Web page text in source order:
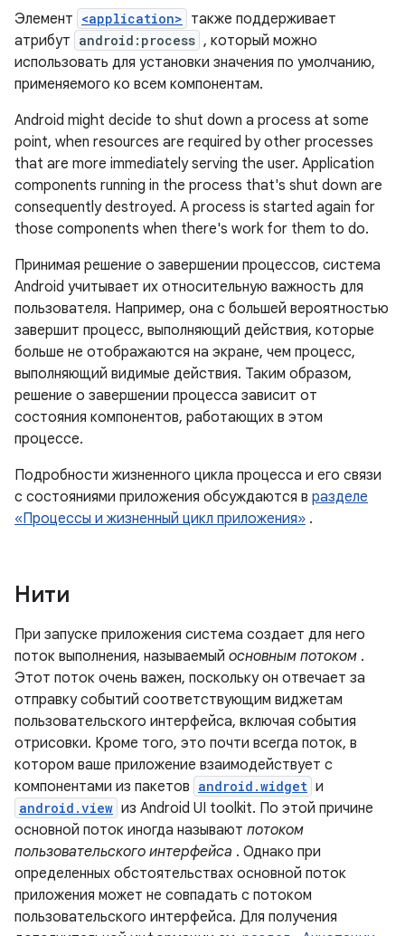
Элемент <application> также поддерживает
атрибут android:process , который можно
использовать для установки значения по умолчанию,
применяемого ко всем компонентам.
Android might decide to shut down a process at some
point, when resources are required by other processes
that are more immediately serving the user. Application
components running in the process that's shut down are
consequently destroyed. A process is started again for
those components when there's work for them to do.
Принимая решение о завершении процессов, система
Android учитывает их относительную важность для
пользователя. Например, она с большей вероятностью
завершит процесс, выполняющий действия, которые
больше не отображаются на экране, чем процесс,
выполняющий видимые действия. Таким образом,
решение о завершении процесса зависит от
состояния компонентов, работающих в этом
процессе.
Подробности жизненного цикла процесса и его связи
с состояниями приложения обсуждаются в разделе
«Процессы и жизненный цикл приложения» .
Нити
При запуске приложения система создает для него
поток выполнения, называемый основным потоком .
Этот поток очень важен, поскольку он отвечает за
отправку событий соответствующим виджетам
пользовательского интерфейса, включая события
отрисовки. Кроме того, это почти всегда поток, в
котором ваше приложение взаимодействует с
компонентами из пакетов android.widget и
android.view из Android UI toolkit. По этой причине
основной поток иногда называют потоком
пользовательского интерфейса . Однако при
определенных обстоятельствах основной поток
приложения может не совпадать с потоком
пользовательского интерфейса. Для получения